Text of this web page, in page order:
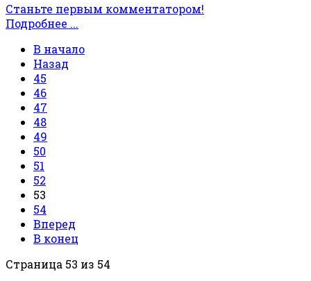
Станьте первым комментатором!
Подробнее ...
В начало
Назад
45
46
47
48
49
50
51
52
53
54
Вперед
В конец
Страница 53 из 54